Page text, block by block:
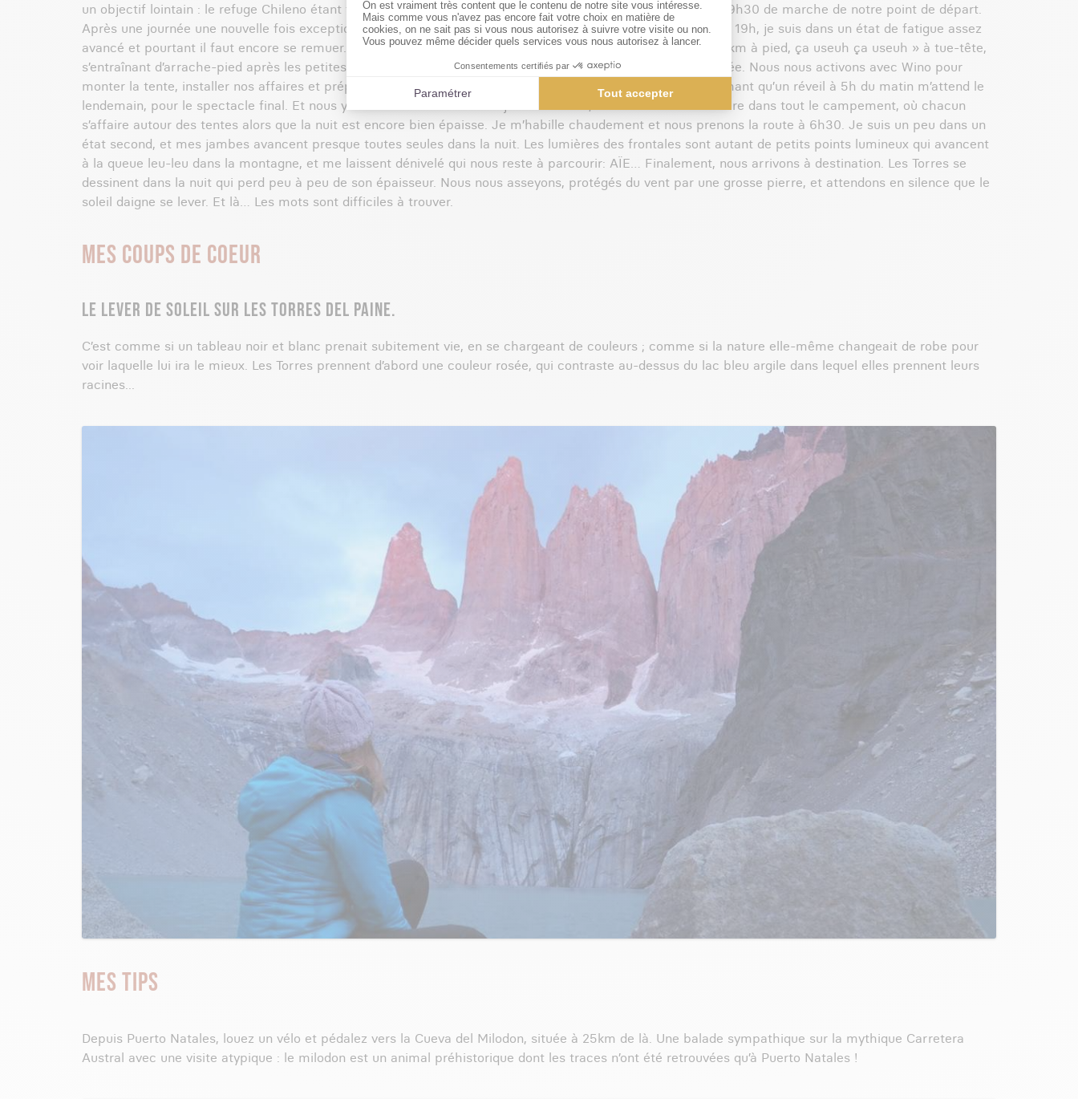
un objectif lointain : le refuge Chileno étant fermé, nous devons rejoindre le campement Las Torres, situé à 9h30 de marche de notre point de départ.
Après une journée une nouvelle fois exceptionnelle, nous posons finalement notre tente au campement vers 19h, je suis dans un état de fatigue assez
avancé et pourtant il faut encore se remuer. Heureusement, Wino me motive et me fait rire en chantant « 1km à pied, ça useuh ça useuh » à tue-tête,
s’entraînant d’arrache-pied après les petites leçons de français que je lui ai données tout au long de la journée. Nous nous activons avec Wino pour
monter la tente, installer nos affaires et préparer à manger avant la nuit. Je file me coucher assez vite, sachant qu’un réveil à 5h du matin m’attend le
lendemain, pour le spectacle final. Et nous y sommes enfin: le dernier jour s’annonce, avec un réveil en fanfare dans tout le campement, où chacun
s’affaire autour des tentes alors que la nuit est encore bien épaisse. Je m’habille chaudement et nous prenons la route à 6h30. Je suis un peu dans un
état second, et mes jambes avancent presque toutes seules dans la nuit. Les lumières des frontales sont autant de petits points lumineux qui avancent
à la queue leu-leu dans la montagne, et me laissent dénivelé qui nous reste à parcourir: AÏE… Finalement, nous arrivons à destination. Les Torres se
dessinent dans la nuit qui perd peu à peu de son épaisseur. Nous nous asseyons, protégés du vent par une grosse pierre, et attendons en silence que le
soleil daigne se lever. Et là… Les mots sont difficiles à trouver.
MES COUPS DE COEUR
LE LEVER DE SOLEIL SUR LES TORRES DEL PAINE.
C’est comme si un tableau noir et blanc prenait subitement vie, en se chargeant de couleurs ; comme si la nature elle-même changeait de robe pour
voir laquelle lui ira le mieux. Les Torres prennent d’abord une couleur rosée, qui contraste au-dessus du lac bleu argile dans lequel elles prennent leurs
racines...
MES TIPS
Depuis Puerto Natales, louez un vélo et pédalez vers la Cueva del Milodon, située à 25km de là. Une balade sympathique sur la mythique Carretera
Austral avec une visite atypique : le milodon est un animal préhistorique dont les traces n’ont été retrouvées qu’à Puerto Natales !